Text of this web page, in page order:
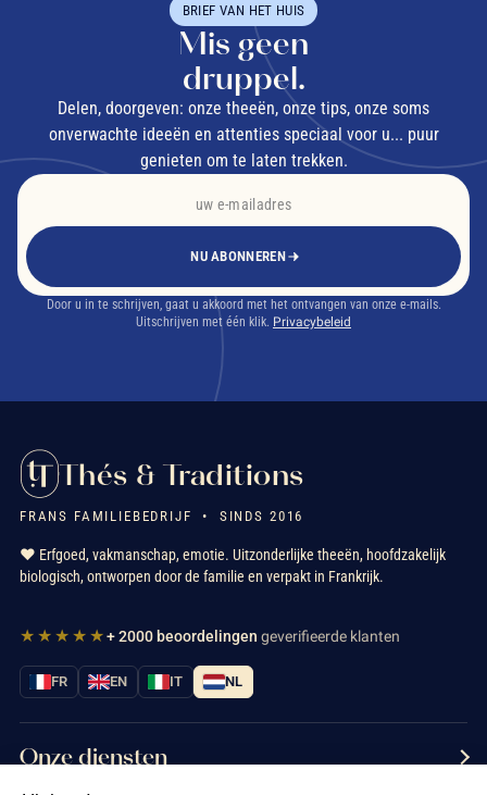
BRIEF VAN HET HUIS
Mis geen
druppel.
Delen, doorgeven: onze theeën, onze tips, onze soms
onverwachte ideeën en attenties speciaal voor u... puur
genieten om te laten trekken.
NU ABONNEREN
Door u in te schrijven, gaat u akkoord met het ontvangen van onze e-mails.
Uitschrijven met één klik. Privacybeleid
Thés & Traditions
FRANS FAMILIEBEDRIJF • SINDS 2016
❤️ Erfgoed, vakmanschap, emotie. Uitzonderlijke theeën, hoofdzakelijk
biologisch, ontworpen door de familie en verpakt in Frankrijk.
★★★★★+ 2000 beoordelingen geverifieerde klanten
FR EN IT NL
Onze diensten